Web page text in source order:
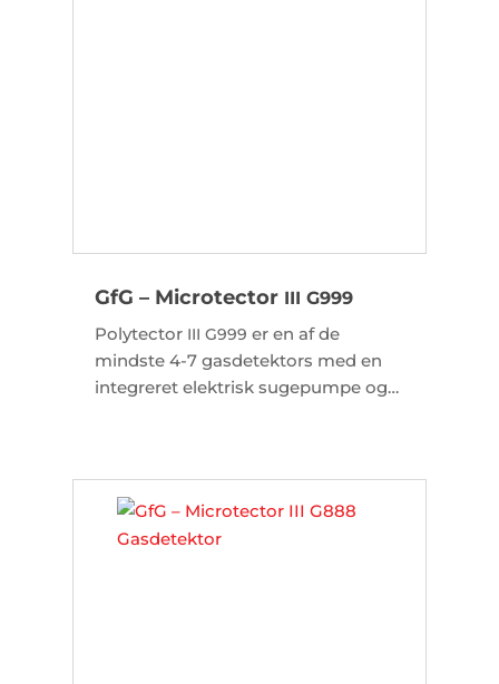
GfG – Microtector III G999
Polytector III G999 er en af de
mindste 4-7 gasdetektors med en
integreret elektrisk sugepumpe og